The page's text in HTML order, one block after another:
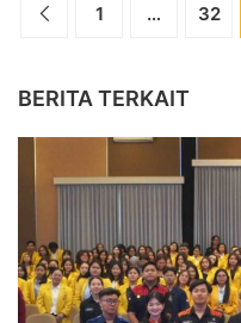
1 … 32
BERITA TERKAIT